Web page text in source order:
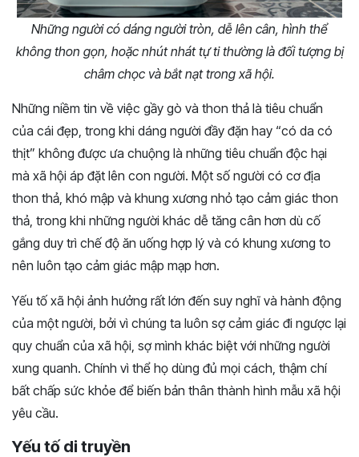
Những người có dáng người tròn, dễ lên cân, hình thể
không thon gọn, hoặc nhút nhát tự ti thường là đối tượng bị
châm chọc và bắt nạt trong xã hội.
Những niềm tin về việc gầy gò và thon thả là tiêu chuẩn
của cái đẹp, trong khi dáng người đầy đặn hay “có da có
thịt” không được ưa chuộng là những tiêu chuẩn độc hại
mà xã hội áp đặt lên con người. Một số người có cơ địa
thon thả, khó mập và khung xương nhỏ tạo cảm giác thon
thả, trong khi những người khác dễ tăng cân hơn dù cố
gắng duy trì chế độ ăn uống hợp lý và có khung xương to
nên luôn tạo cảm giác mập mạp hơn.
Yếu tố xã hội ảnh hưởng rất lớn đến suy nghĩ và hành động
của một người, bởi vì chúng ta luôn sợ cảm giác đi ngược lại
quy chuẩn của xã hội, sợ mình khác biệt với những người
xung quanh. Chính vì thể họ dùng đủ mọi cách, thậm chí
bất chấp sức khỏe để biến bản thân thành hình mẫu xã hội
yêu cầu.
Yếu tố di truyền